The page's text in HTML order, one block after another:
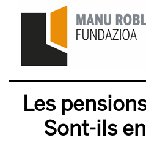
Les
Sont-ils